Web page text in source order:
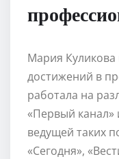
Мария
достижений в
работала на
«Первый канал»
ведущей таких
«Сегодня»,